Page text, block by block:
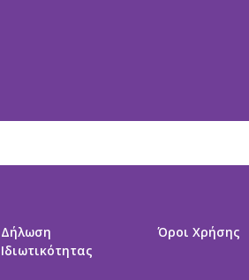
Δήλωση
Ιδιωτικότητας
Όροι Χρήσης